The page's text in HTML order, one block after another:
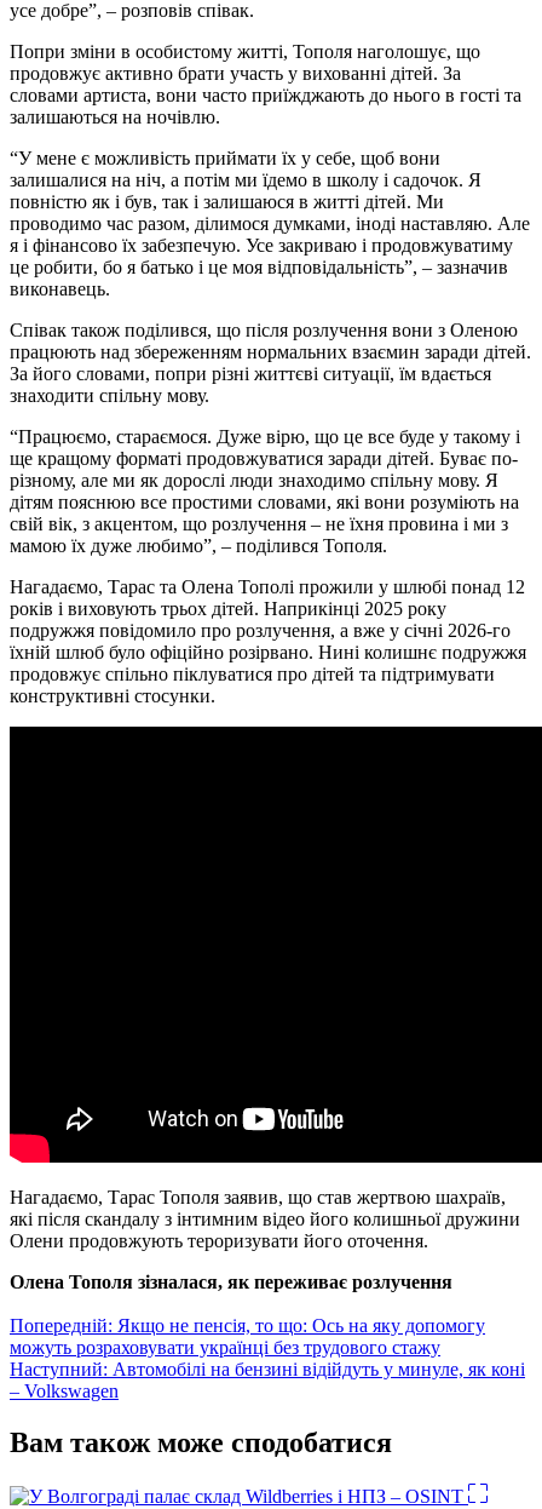
усе добре”, – розповів співак.
Попри зміни в особистому житті, Тополя наголошує, що
продовжує активно брати участь у вихованні дітей. За
словами артиста, вони часто приїжджають до нього в гості та
залишаються на ночівлю.
“У мене є можливість приймати їх у себе, щоб вони
залишалися на ніч, а потім ми їдемо в школу і садочок. Я
повністю як і був, так і залишаюся в житті дітей. Ми
проводимо час разом, ділимося думками, іноді наставляю. Але
я і фінансово їх забезпечую. Усе закриваю і продовжуватиму
це робити, бо я батько і це моя відповідальність”, – зазначив
виконавець.
Співак також поділився, що після розлучення вони з Оленою
працюють над збереженням нормальних взаємин заради дітей.
За його словами, попри різні життєві ситуації, їм вдається
знаходити спільну мову.
“Працюємо, стараємося. Дуже вірю, що це все буде у такому і
ще кращому форматі продовжуватися заради дітей. Буває по-
різному, але ми як дорослі люди знаходимо спільну мову. Я
дітям пояснюю все простими словами, які вони розуміють на
свій вік, з акцентом, що розлучення – не їхня провина і ми з
мамою їх дуже любимо”, – поділився Тополя.
Нагадаємо, Тарас та Олена Тополі прожили у шлюбі понад 12
років і виховують трьох дітей. Наприкінці 2025 року
подружжя повідомило про розлучення, а вже у січні 2026-го
їхній шлюб було офіційно розірвано. Нині колишнє подружжя
продовжує спільно піклуватися про дітей та підтримувати
конструктивні стосунки.
Нагадаємо, Тарас Тополя заявив, що став жертвою шахраїв,
які після скандалу з інтимним відео його колишньої дружини
Олени продовжують тероризувати його оточення.
Олена Тополя зізналася, як переживає розлучення
Навігація
записів
Попередній: Якщо не пенсія, то що: Ось на яку допомогу
можуть розраховувати українці без трудового стажу
Наступний: Автомобілі на бензині відійдуть у минуле, як коні
– Volkswagen
Вам також може сподобатися